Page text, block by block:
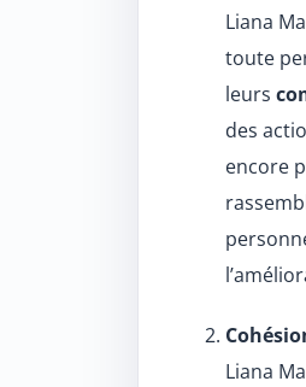
Liana
toute
leurs
des
encore
Liana